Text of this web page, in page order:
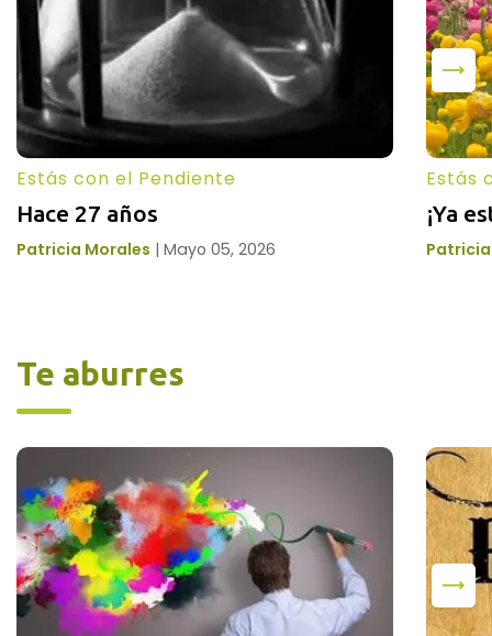
Estás con el Pendiente
Hace 27 años
Patricia Morales | Mayo 05, 2026
Estás
¡Ya
Te aburres